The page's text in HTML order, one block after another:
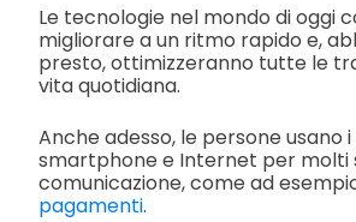
Le tecnologie nel mondo di oggi
migliorare a un ritmo rapido e,
presto, ottimizzeranno tutte le
vita quotidiana.
Anche adesso, le persone usano
smartphone e Internet per molti
comunicazione, come ad
pagamenti.